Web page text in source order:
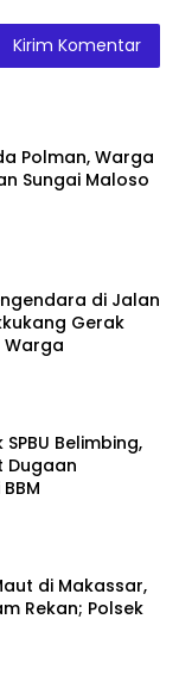
Polman, Warga
Sungai Maloso
di Jalan
Gerak
Warga
Belimbing,
Dugaan
di Makassar,
Rekan; Polsek